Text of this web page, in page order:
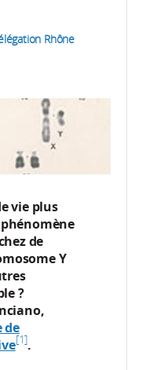
Rhône
vie plus
de
Y
?
de
1 .